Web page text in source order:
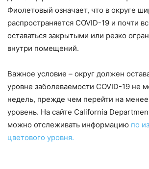
Фиолетовый означает, что в округе
распространяется COVID-19 и почти
оставаться закрытыми или резко
внутри помещений.
Важное условие – округ должен
уровне заболеваемости COVID-19 не
недель, прежде чем перейти на менее
уровень. На сайте California
можно отслеживать информацию по
цветового уровня.